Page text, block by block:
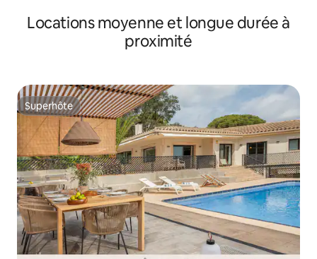
Locations moyenne et longue durée à
proximité
Superhôte
Superhôte